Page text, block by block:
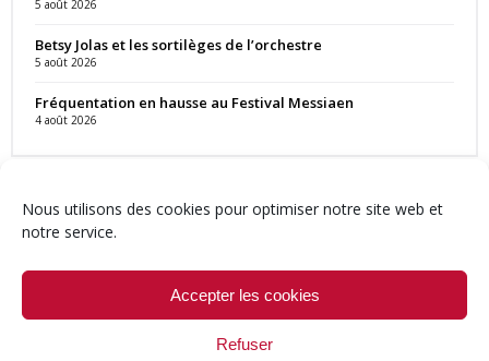
Nous utilisons des cookies pour optimiser notre site web et
notre service.
Accepter les cookies
Refuser
5 août 2026
Betsy Jolas et les sortilèges de l’orchestre
5 août 2026
Fréquentation en hausse au Festival Messiaen
4 août 2026